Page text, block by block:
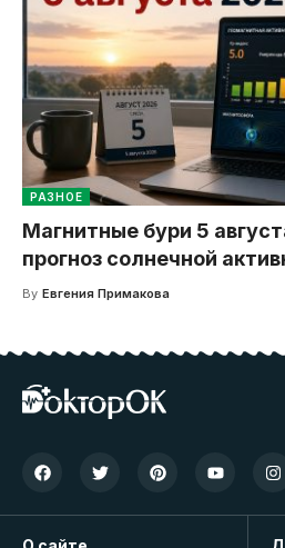
РАЗНОЕ
Магнитные бури 5
прогноз солнечной
By Евгения Примакова